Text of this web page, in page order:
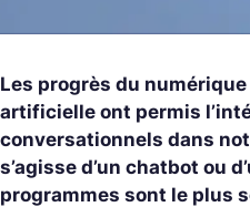
Les progrès du
artificielle ont permis
conversationnels dans
s’agisse d’un chatbot ou
programmes sont le plus